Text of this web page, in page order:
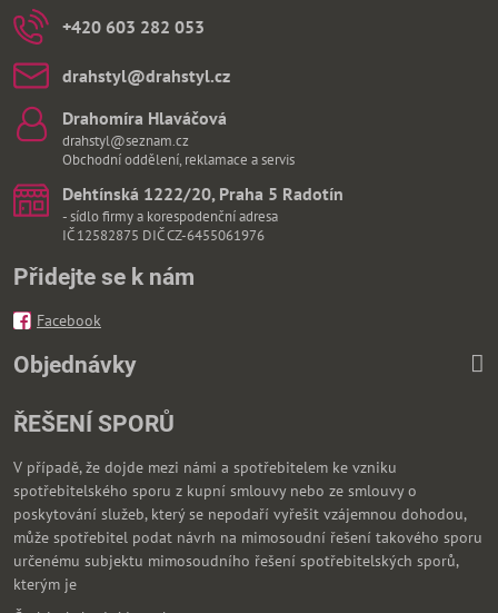
+420 603 282 053
drahstyl​@drahstyl​.cz
Drahomíra Hlaváčová
drahstyl@seznam.cz
Obchodní oddělení, reklamace a servis
Dehtínská 1222/20, Praha 5 Radotín
- sídlo firmy a korespodenční adresa
IČ 12582875 DIČ CZ-6455061976
Přidejte se k nám
Facebook
Objednávky
ŘEŠENÍ SPORŮ
V případě, že dojde mezi námi a spotřebitelem ke vzniku
spotřebitelského sporu z kupní smlouvy nebo ze smlouvy o
poskytování služeb, který se nepodaří vyřešit vzájemnou dohodou,
může spotřebitel podat návrh na mimosoudní řešení takového sporu
určenému subjektu mimosoudního řešení spotřebitelských sporů,
kterým je